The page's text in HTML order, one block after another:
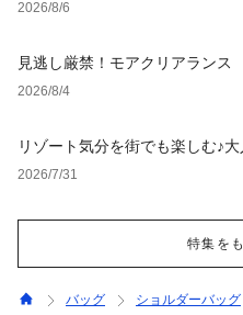
2026/8/6
見逃し厳禁！モアクリアラン
2026/8/4
リゾート気分を街でも楽しむ♪
2026/7/31
特集を
バッグ ショルダーバッグ